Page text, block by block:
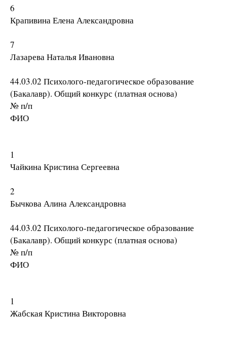
6
Крапивина Елена Александровна
7
Лазарева Наталья Ивановна
44.03.02 Психолого-педагогическое образование
(Бакалавр). Общий конкурс (платная основа)
№ п/п
ФИО
1
Чайкина Кристина Сергеевна
2
Бычкова Алина Александровна
44.03.02 Психолого-педагогическое образование
(Бакалавр). Общий конкурс (платная основа)
№ п/п
ФИО
1
Жабская Кристина Викторовна